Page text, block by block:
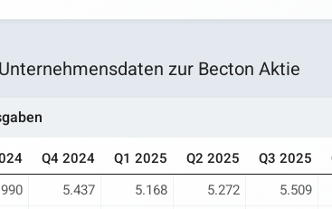
zur Becton Aktie
Q4 2024 Q1 2025 Q2 2025 Q3 2025
5.437 5.168 5.272 5.509